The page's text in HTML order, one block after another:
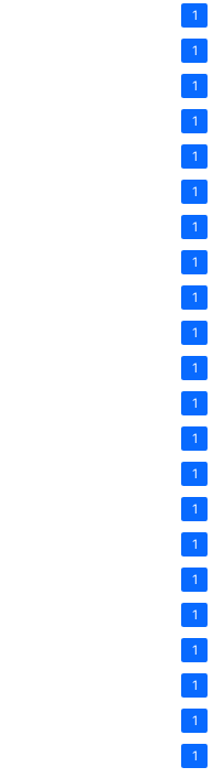
1
1
1
1
1
1
1
1
1
1
1
1
1
1
1
1
1
1
1
1
1
1